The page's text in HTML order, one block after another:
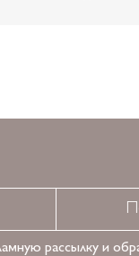
рассылку и